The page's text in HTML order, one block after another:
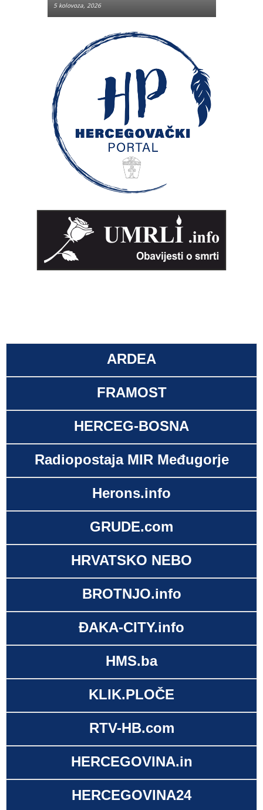
5 kolovoza, 2026
ARDEA
FRAMOST
HERCEG-BOSNA
Radiopostaja MIR Međugorje
Herons.info
GRUDE.com
HRVATSKO NEBO
BROTNJO.info
ĐAKA-CITY.info
HMS.ba
KLIK.PLOČE
RTV-HB.com
HERCEGOVINA.in
HERCEGOVINA24